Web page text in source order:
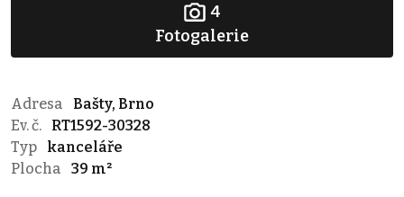
4
Fotogalerie
Adresa
Bašty, Brno
Ev. č.
RT1592-30328
Typ
kanceláře
Plocha
39 m²